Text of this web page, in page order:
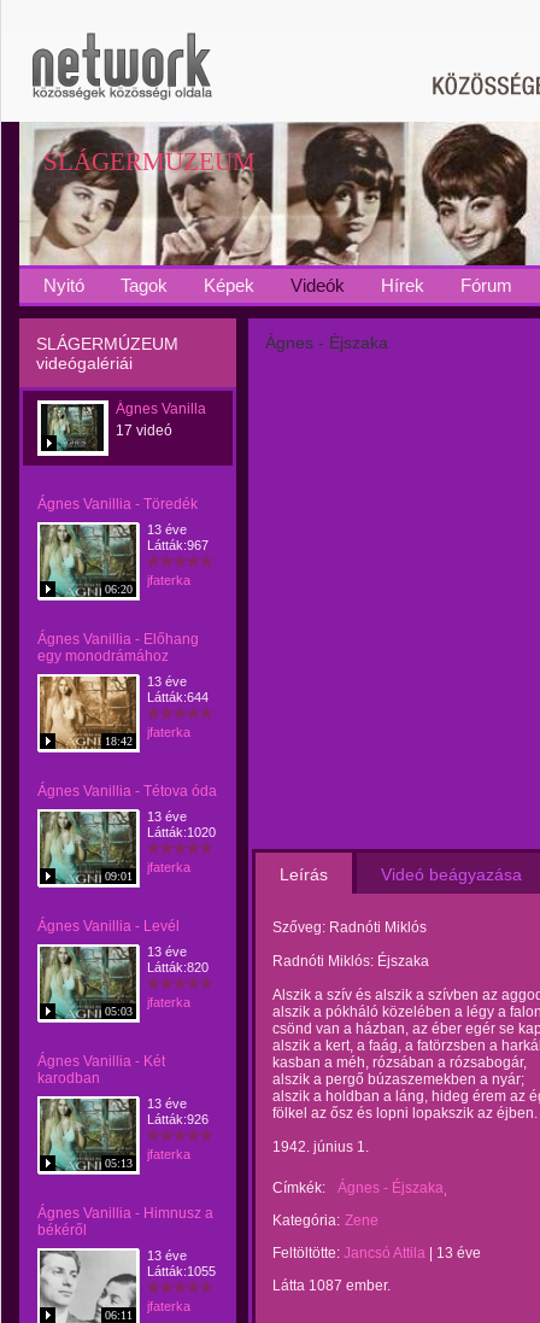
SLÁGERMÚZEUM
Nyitó Tagok Képek Videók Hírek Fórum
SLÁGERMÚZEUM
videógalériái
Ágnes Vanilla
17 videó
Ágnes Vanillia - Töredék
06:20
13 éve
Látták:967
jfaterka
Ágnes Vanillia - Előhang
egy monodrámához
18:42
13 éve
Látták:644
jfaterka
Ágnes Vanillia - Tétova óda
09:01
13 éve
Látták:1020
jfaterka
Ágnes Vanillia - Levél
05:03
13 éve
Látták:820
jfaterka
Ágnes Vanillia - Két
karodban
05:13
13 éve
Látták:926
jfaterka
Ágnes Vanillia - Himnusz a
békéről
06:11
13 éve
Látták:1055
jfaterka
Ágnes - Éjszaka
Leírás Videó beágyazása
Szőveg: Radnóti Miklós
Radnóti Miklós: Éjszaka
Alszik a szív és alszik a szívben az
alszik a pókháló közelében a légy a
csönd van a házban, az éber egér se
alszik a kert, a faág, a fatörzsben a
kasban a méh, rózsában a rózsabogár,
alszik a pergő búzaszemekben a nyár;
alszik a holdban a láng, hideg érem az
fölkel az ősz és lopni lopakszik az éjben.
1942. június 1.
Címkék:
Ágnes - Éjszaka
Kategória: Zene
Feltöltötte: Jancsó Attila
13 éve
Látta 1087 ember.